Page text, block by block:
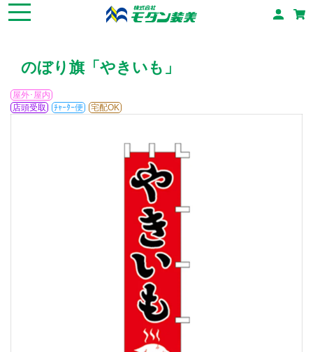
のぼり旗「やきいも」
屋外･屋内
店頭受取
ﾁｬｰﾀｰ便 宅配OK